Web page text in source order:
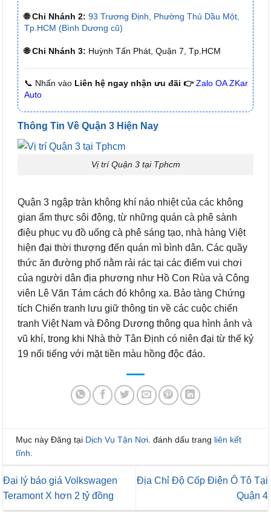
🌐 Chi Nhánh 2: 93 Trương Định, Phường Thủ Dầu Một,
Tp.HCM (Bình Dương cũ)
🌐 Chi Nhánh 3: Huỳnh Tấn Phát, Quận 7, Tp.HCM
📞 Nhấn vào Liên hệ ngay nhận ưu đãi 👉 Zalo OA ZKar
Auto
Thông Tin Về Quận 3 Hiện Nay
Vị trí Quận 3 tại Tphcm
Quận 3 ngập tràn không khí náo nhiệt của các không
gian ẩm thực sôi động, từ những quán cà phê sành
điệu phục vụ đồ uống cà phê sáng tạo, nhà hàng Việt
hiện đại thời thượng đến quán mì bình dân. Các quầy
thức ăn đường phố nằm rải rác tại các điểm vui chơi
của người dân địa phương như Hồ Con Rùa và Công
viên Lê Văn Tám cách đó không xa. Bảo tàng Chứng
tích Chiến tranh lưu giữ thông tin về các cuộc chiến
tranh Việt Nam và Đông Dương thông qua hình ảnh và
vũ khí, trong khi Nhà thờ Tân Định có niên đại từ thế kỷ
19 nổi tiếng với mặt tiền màu hồng độc đáo.
Mục này Đăng tại Dịch Vụ Tận Nơi . đánh dấu trang liên kết
tĩnh
Đại lý báo giá Volkswagen
Teramont X hơn 2 tỷ đồng
Địa Chỉ Độ Cốp Điện Ô Tô Tại
Quận 4